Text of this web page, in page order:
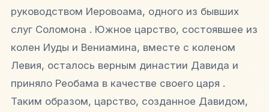
руководством Иеровоама, одного из бывших
слуг Соломона . Южное царство, состоявшее из
колен Иуды и Вениамина, вместе с коленом
Левия, осталось верным династии Давида и
приняло Реобама в качестве своего царя .
Таким образом, царство, созданное Давидом,